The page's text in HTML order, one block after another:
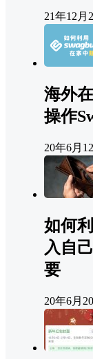
21年12月
海外
操作
20年6月
如何
入自
要
20年6月